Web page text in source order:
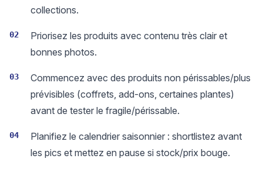
collections.
02
Priorisez les produits avec contenu très clair et
bonnes photos.
03
Commencez avec des produits non périssables/plus
prévisibles (coffrets, add-ons, certaines plantes)
avant de tester le fragile/périssable.
04
Planifiez le calendrier saisonnier : shortlistez avant
les pics et mettez en pause si stock/prix bouge.